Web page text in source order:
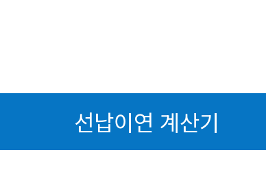
선납이연 계산기